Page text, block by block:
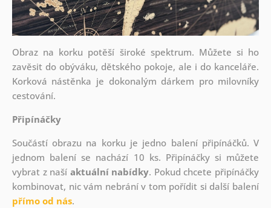
Obraz na korku potěší široké spektrum. Můžete si ho
zavěsit do obýváku, dětského pokoje, ale i do kanceláře.
Korková nástěnka je dokonalým dárkem pro milovníky
cestování.
Připínáčky
Součástí obrazu na korku je jedno balení připínáčků. V
jednom balení se nachází 10 ks. Připínáčky si můžete
vybrat z naší aktuální nabídky. Pokud chcete připínáčky
kombinovat, nic vám nebrání v tom pořídit si další balení
přímo od nás.